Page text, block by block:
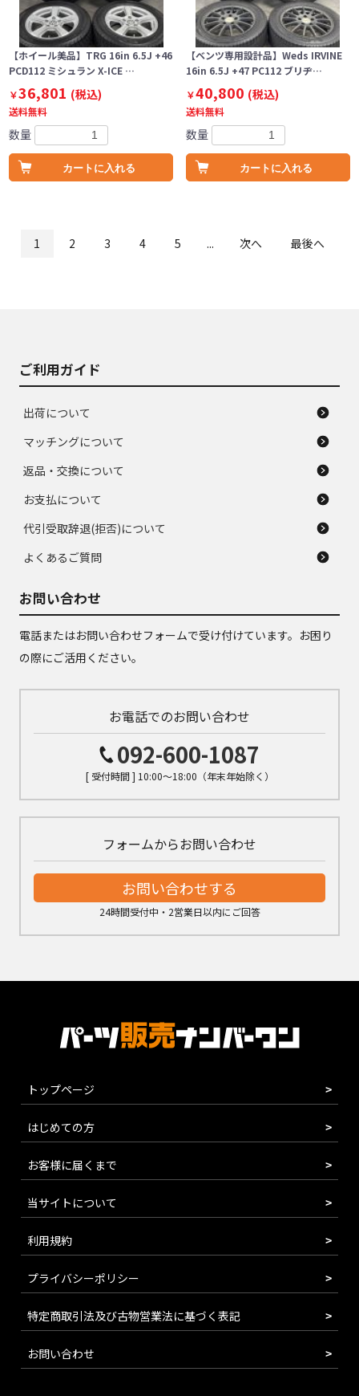
【ホイール美品】TRG 16in 6.5J +46
PCD112 ミシュラン X-ICE …
￥36,801 (税込)
送料無料
数量
カートに入れる
【ベンツ専用設計品】Weds IRVINE
16in 6.5J +47 PC112 ブリヂ…
￥40,800 (税込)
送料無料
数量
カートに入れる
1 2 3 4 5 ... 次へ 最後へ
ご利用ガイド
出荷について
マッチングについて
返品・交換について
お支払について
代引受取辞退(拒否)について
よくあるご質問
お問い合わせ
電話またはお問い合わせフォームで受け付けています。お困り
の際にご活用ください。
お電話でのお問い合わせ
092-600-1087
[ 受付時間 ] 10:00～18:00（年末年始除く）
フォームからお問い合わせ
お問い合わせする
24時間受付中・2営業日以内にご回答
トップページ
はじめての方
お客様に届くまで
当サイトについて
利用規約
プライバシーポリシー
特定商取引法及び古物営業法に基づく表記
お問い合わせ